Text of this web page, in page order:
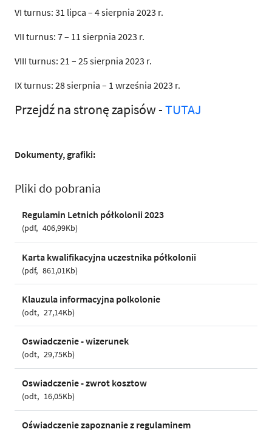
VI turnus: 31 lipca – 4 sierpnia 2023 r.
VII turnus: 7 – 11 sierpnia 2023 r.
VIII turnus: 21 – 25 sierpnia 2023 r.
IX turnus: 28 sierpnia – 1 września 2023 r.
Przejdź na stronę zapisów -TUTAJ
Dokumenty, grafiki:
Pliki do pobrania
Regulamin Letnich półkolonii 2023
pdf 406,99Kb
Karta kwalifikacyjna uczestnika półkolonii
pdf 861,01Kb
Klauzula informacyjna polkolonie
odt 27,14Kb
Oswiadczenie - wizerunek
odt 29,75Kb
Oswiadczenie - zwrot kosztow
odt 16,05Kb
Oświadczenie zapoznanie z regulaminem